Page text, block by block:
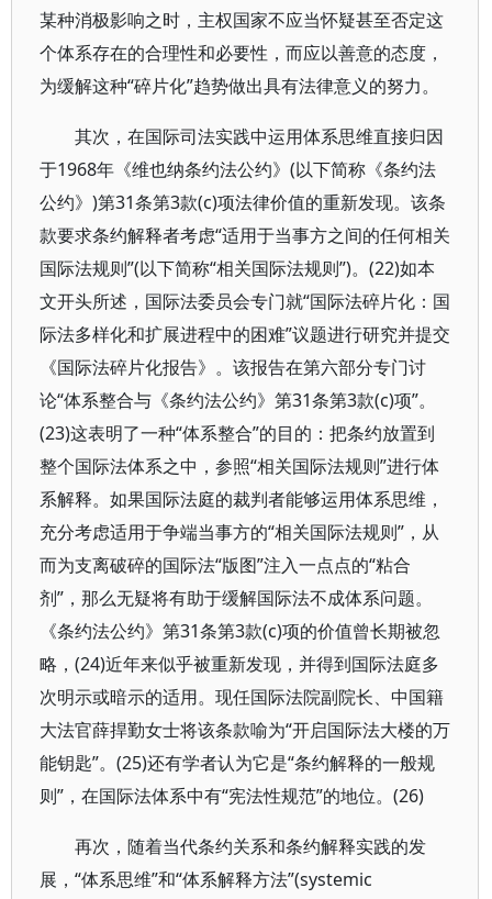
某种消极影响之时，主权国家不应当怀疑甚至否定这
个体系存在的合理性和必要性，而应以善意的态度，
为缓解这种“碎片化”趋势做出具有法律意义的努力。
其次，在国际司法实践中运用体系思维直接归因
于1968年《维也纳条约法公约》(以下简称《条约法
公约》)第31条第3款(c)项法律价值的重新发现。该条
款要求条约解释者考虑“适用于当事方之间的任何相关
国际法规则”(以下简称“相关国际法规则”)。(22)如本
文开头所述，国际法委员会专门就“国际法碎片化：国
际法多样化和扩展进程中的困难”议题进行研究并提交
《国际法碎片化报告》。该报告在第六部分专门讨
论“体系整合与《条约法公约》第31条第3款(c)项”。
(23)这表明了一种“体系整合”的目的：把条约放置到
整个国际法体系之中，参照“相关国际法规则”进行体
系解释。如果国际法庭的裁判者能够运用体系思维，
充分考虑适用于争端当事方的“相关国际法规则”，从
而为支离破碎的国际法“版图”注入一点点的“粘合
剂”，那么无疑将有助于缓解国际法不成体系问题。
《条约法公约》第31条第3款(c)项的价值曾长期被忽
略，(24)近年来似乎被重新发现，并得到国际法庭多
次明示或暗示的适用。现任国际法院副院长、中国籍
大法官薛捍勤女士将该条款喻为“开启国际法大楼的万
能钥匙”。(25)还有学者认为它是“条约解释的一般规
则”，在国际法体系中有“宪法性规范”的地位。(26)
再次，随着当代条约关系和条约解释实践的发
展，“体系思维”和“体系解释方法”(systemic